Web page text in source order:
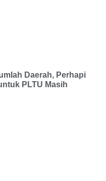
Daerah, Perhapi
PLTU Masih